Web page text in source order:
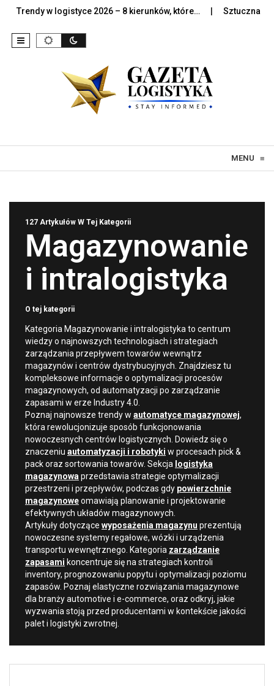
w logistyce 2026 – 8 kierunków, które… Sztuczna
MENU ≡
127 Artykułów W Tej Kategorii
Magazynowanie
i intralogistyka
O tej kategorii
Kategoria Magazynowanie i intralogistyka to centrum
wiedzy o najnowszych technologiach i strategiach
zarządzania przepływem towarów wewnątrz
magazynów i centrów dystrybucyjnych. Znajdziesz tu
kompleksowe informacje o optymalizacji procesów
magazynowych, od automatyzacji po zarządzanie
zapasami w erze Industry 4.0.
Poznaj najnowsze trendy w automatyce magazynowej,
która rewolucjonizuje sposób funkcjonowania
nowoczesnych centrów logistycznych. Dowiedz się o
znaczeniu automatyzacji i robotyki w procesach pick &
pack oraz sortowania towarów. Sekcja logistyka
magazynowaprzedstawia strategie optymalizacji
przestrzeni i przepływów, podczas gdy powierzchnie
magazynoweomawiają planowanie i projektowanie
efektywnych układów magazynowych.
Artykuły dotyczące wyposażenia magazynu prezentują
nowoczesne systemy regałowe, wózki i urządzenia
transportu wewnętrznego. Kategoria zarządzanie
zapasami koncentruje się na strategiach kontroli
inventory, prognozowaniu popytu i optymalizacji poziomu
zapasów. Poznaj elastyczne rozwiązania magazynowe
dla branży automotive i e-commerce, oraz odkryj, jakie
wyzwania stoją przed producentami w kontekście jakości
palet i logistyki zwrotnej.